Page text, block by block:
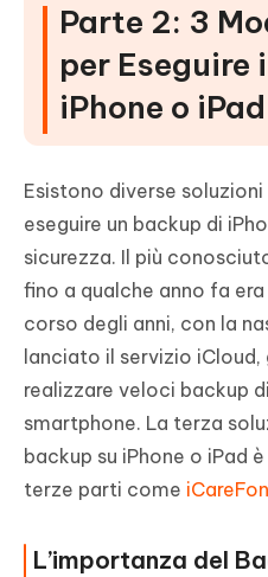
Parte 2: 3
per Eseguire
iPhone o
Esistono diverse
eseguire un backup di
sicurezza. Il più
fino a qualche anno fa era
corso degli anni, con la
lanciato il servizio
realizzare veloci backup
smartphone. La terza
backup su iPhone o iPad
terze parti come
L’importanza del